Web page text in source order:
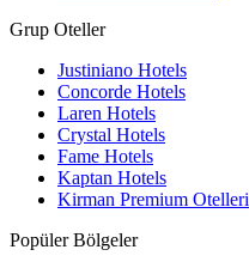
Grup Oteller
Justiniano Hotels
Concorde Hotels
Laren Hotels
Crystal Hotels
Fame Hotels
Kaptan Hotels
Kirman Premium Otelleri
Popüler Bölgeler